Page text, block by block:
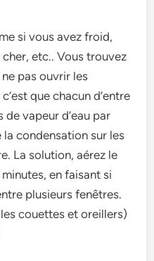
si vous avez froid,
etc.. Vous trouvez
pas ouvrir les
que chacun d’entre
vapeur d’eau par
condensation sur les
La solution, aérez le
en faisant si
plusieurs fenêtres.
couettes et oreillers)